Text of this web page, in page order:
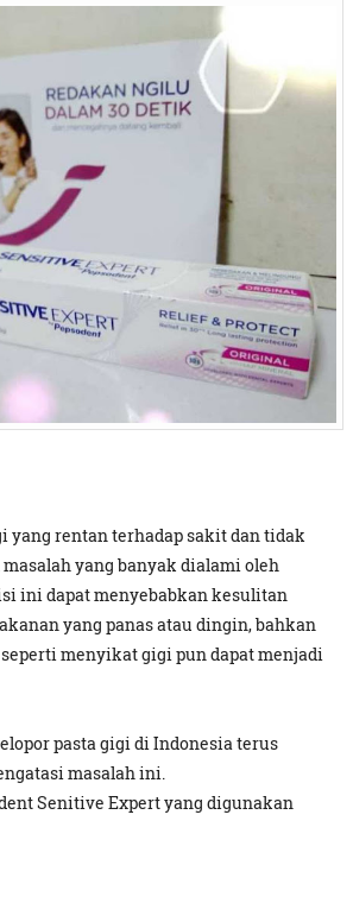
yang rentan terhadap sakit dan tidak
yang banyak dialami oleh
ini dapat menyebabkan kesulitan
yang panas atau dingin, bahkan
menyikat gigi pun dapat menjadi
pasta gigi di Indonesia terus
masalah ini.
Senitive Expert yang digunakan